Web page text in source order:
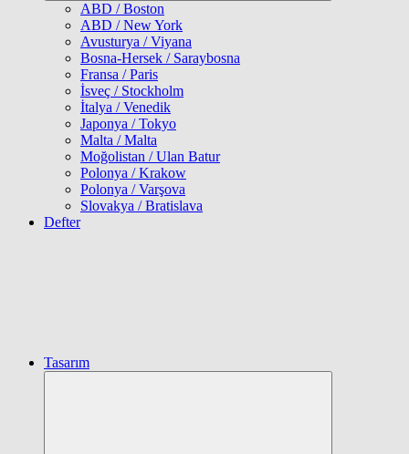
ABD / Boston
ABD / New York
Avusturya / Viyana
Bosna-Hersek / Saraybosna
Fransa / Paris
İsveç / Stockholm
İtalya / Venedik
Japonya / Tokyo
Malta / Malta
Moğolistan / Ulan Batur
Polonya / Krakow
Polonya / Varşova
Slovakya / Bratislava
Defter
Tasarım